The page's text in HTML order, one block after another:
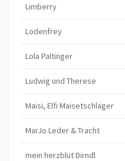
Limberry
Lodenfrey
Lola Paltinger
Ludwig und Therese
Maisi, Elfi Maisetschläger
MarJo Leder & Tracht
mein herzblut Dirndl